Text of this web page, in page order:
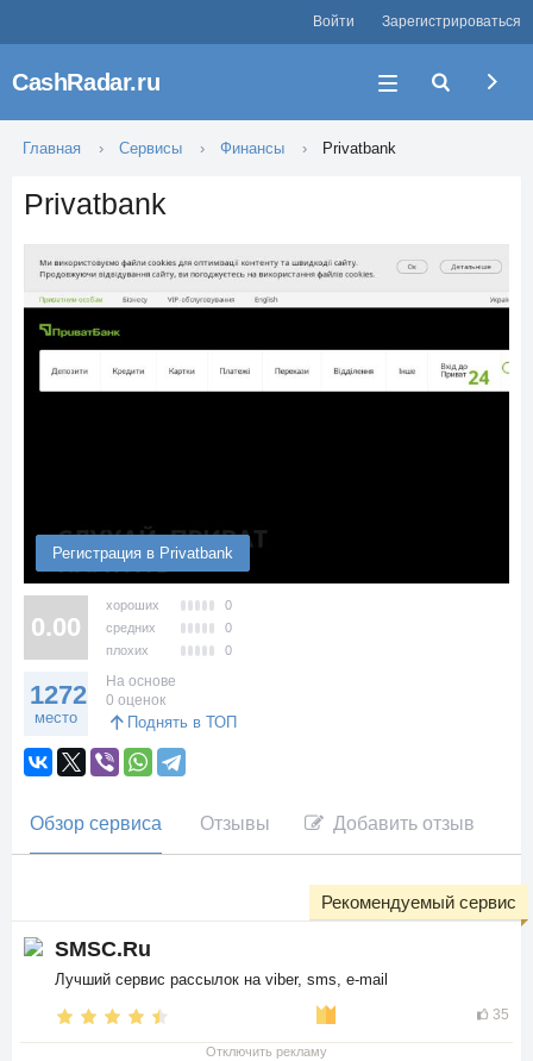
Войти Зарегистрироваться
CashRadar.ru
Главная Сервисы Финансы Privatbank
Privatbank
Регистрация в Privatbank
0.00
хороших
0
средних
0
плохих
0
1272
место
На основе
0 оценок
Поднять в ТОП
Обзор сервиса Отзывы Добавить отзыв
SMSC.Ru
Лучший сервис рассылок на viber, sms, e-mail
35
Рекомендуемый сервис
Отключить рекламу